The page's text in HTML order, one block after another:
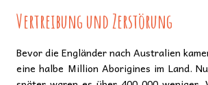
Vertreibung und Zerstörung
Bevor die Engländer nach Australien
eine halbe Million Aborigines im Land.